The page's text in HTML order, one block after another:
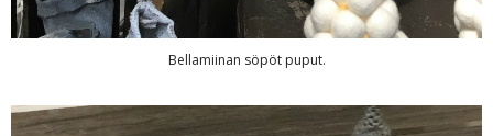
Bellamiinan söpöt puput.